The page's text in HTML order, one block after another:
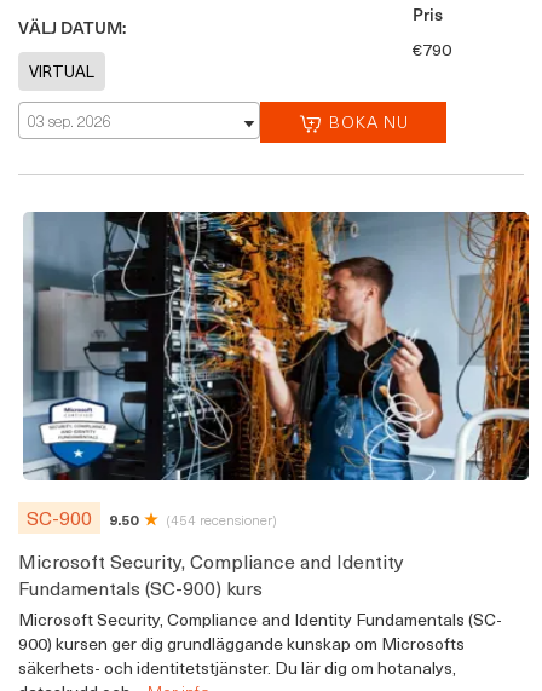
VÄLJ DATUM:
03 sep. 2026 BOKA NU
Pris
€790
SC-900 9.50 (454 recensioner)
Microsoft Security, Compliance and Identity
Fundamentals (SC-900) kurs
Microsoft Security, Compliance and Identity Fundamentals (SC-
900) kursen ger dig grundläggande kunskap om Microsofts
säkerhets- och identitetstjänster. Du lär dig om hotanalys,